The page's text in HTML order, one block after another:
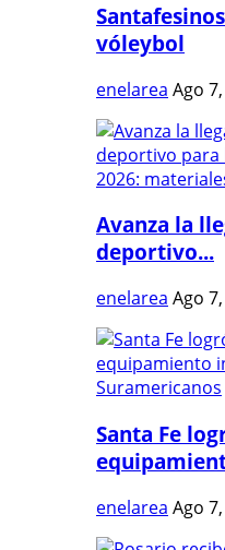
vóleybol
enelarea Ago
Avanza la
deportivo...
enelarea Ago
Santa Fe
enelarea Ago